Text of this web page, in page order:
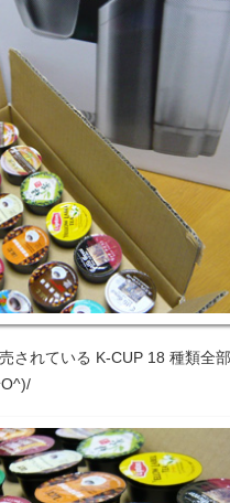
されている K-CUP 18 種類全